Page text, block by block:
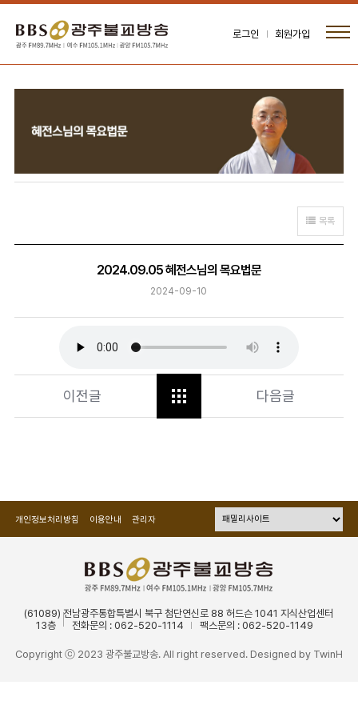
로그인 회원가입
목록
2024.09.05 혜전스님의 목요법문
2024-09-10
이전글 다음글
개인정보처리방침 이용안내 관리자
(61089) 전남광주통합특별시 북구 첨단연신로 88 허드슨 1041 지식산업센터
13층
전화문의 : 062-520-1114 팩스문의 : 062-520-1149
Copyright ⓒ 2023 광주불교방송. All right reserved. Designed by TwinH